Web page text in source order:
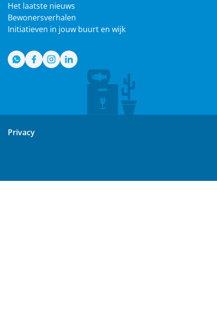
Het laatste nieuws
Bewonersverhalen
Initiatieven in jouw buurt en wijk
WhatsApp
Facebook
Instagram
LinkedIn
Privacy